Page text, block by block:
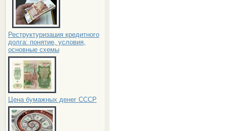
Реструктуризация кредитного
долга: понятие, условия,
основные схемы
Цена бумажных денег СССР